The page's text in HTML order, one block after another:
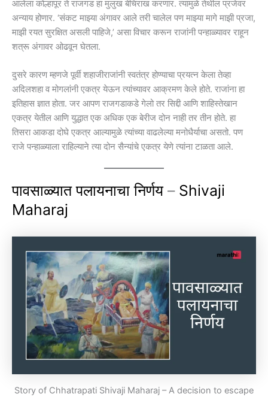
आलेला कोल्हापूर ते राजगड हा मुलुख बेचिराख करणार. त्यामुळे तेथील प्रजेवर
अन्याय होणार. ‘संकट माझ्या अंगावर आले तरी चालेल पण माझ्या मागे माझी प्रजा,
माझी रयत सुरक्षित असली पाहिजे,’ असा विचार करून राजांनी पन्हाळ्यावर राहून
शत्रू अंगावर ओढवून घेतला.
दुसरे कारण म्हणजे पूर्वी शहाजीराजांनी स्वतंत्र होण्याचा प्रयत्न केला तेव्हा
अदिलशहा व मोगलांनी एकत्र येऊन त्यांच्यावर आक्रमण केले होते. राजांना हा
इतिहास ज्ञात होता. जर आपण राजगडाकडे गेलो तर सिद्दी आणि शाहिस्तेखान
एकत्र येतील आणि युद्धात एक अधिक एक बेरीज दोन नाही तर तीन होते. हा
तिसरा आकडा दोघे एकत्र आल्यामुळे त्यांच्या वाढलेल्या मनोधैर्याचा असतो. पण
राजे पन्हाळ्याला राहिल्याने त्या दोन सैन्यांचे एकत्र येणे त्यांना टाळता आले.
पावसाळ्यात पलायनाचा निर्णय– Shivaji
Maharaj
Story of Chhatrapati Shivaji Maharaj – A decision to escape